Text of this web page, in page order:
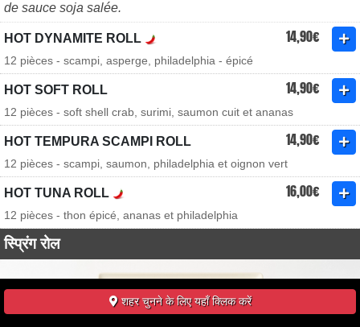
de sauce soja salée.
HOT DYNAMITE ROLL 14,90€
12 pièces - scampi, asperge, philadelphia - épicé
HOT SOFT ROLL 14,90€
12 pièces - soft shell crab, surimi, saumon cuit et ananas
HOT TEMPURA SCAMPI ROLL 14,90€
12 pièces - scampi, saumon, philadelphia et oignon vert
HOT TUNA ROLL 16,00€
12 pièces - thon épicé, ananas et philadelphia
स्प्रिंग रोल
शहर चुनने के लिए यहाँ क्लिक करें